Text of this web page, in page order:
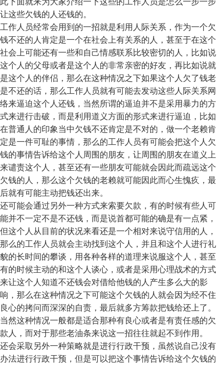
让这些欠钱的人还钱的。
工作人员经常会用到的一招就是利用人际关系，作为一个欠
钱不还的人肯定是一个在社会上有关系的人，甚至于在这个
社会上可能还有一些和自己情感联系比较密切的人，比如说
这个人的父母或者是这个人的非常亲密的好友，再比如说就
是这个人的伴侣，那么在这种情况之下如果这个人欠了钱老
是不还的话，那么工作人员就有可能去发动这些人际关系网
络来逼迫这个人还钱，当然所谓的逼迫并不是采用暴力的方
式来进行击破，而是利用道义方面的形式来进行逼迫，比如
在普通人的印象当中欠钱不还肯定是不对的，做一个老赖肯
定是一件可耻的事情，那么的工作人员有可能会把这个人欠
钱的事情告诉给这个人周围的朋友，让周围的朋友在道义上
来谴责这个人，甚至还有一些朋友可能就会因此而疏远这个
欠钱的人，那么这个欠钱的老赖就可能因此而心生愧疚，最
后就有可能主动把钱还出来。
还可能会通过另外一种方式来索要欠款，有的时候有些人可
能并不一定不是不还钱，而是说首都可能的确是有一点紧，
但这个人从目前的状况来看还是一个相对来说守信用的人，
那么的工作人员就会主动找到这个人，并且和这个人进行礼
貌的长时间的攀谈，用各种各样的道理来说服这个人，甚至
有的时候主动的和这个人谈心，或者是采用心理战术的方式
来让这个人知道不还钱会对借给他钱的人产生多么大的影
响，那么在这种情况之下可能这个欠钱的人就会因为经不住
良心的拷问而深深的自责，最后就多方筹款把钱给还上了。
当然这种情况一般都是适合那种有良心或者是有责任感的欠
款人，而对于那些老油条来说这一招往往就起不到作用。
还会采取另外一种策略就是进行行政干预，虽然说自己没有
办法进行行政干预，但是可以把这个事情告诉给这个欠钱的